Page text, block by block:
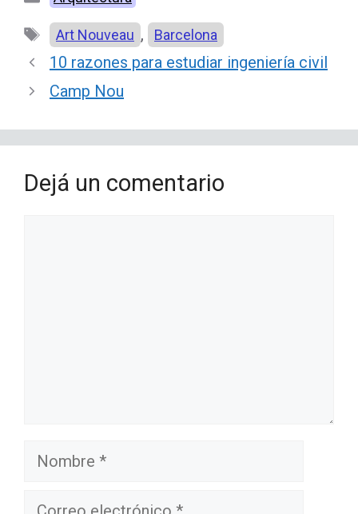
Etiquetas
Art Nouveau , Barcelona
10 razones para estudiar ingeniería civil
Camp Nou
Dejá un comentario
Nombre
Correo